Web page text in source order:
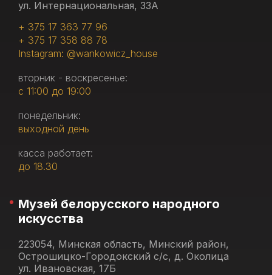
ул. Интернациональная, 33А
+ 375 17 363 77 96
+ 375 17 358 88 78
Instagram: @wankowicz_house
вторник - воскресенье:
с 11:00 до 19:00
понедельник:
выходной день
касса работает:
до 18.30
Музей белорусского народного
искусства
223054, Минская область, Минский район,
Острошицко-Городокский с/с, д. Околица
ул. Ивановская, 17Б